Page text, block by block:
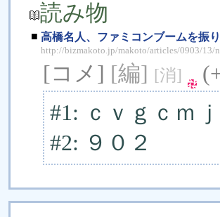
読み物
■ 高橋名人、ファミコンブームを振り
http://bizmakoto.jp/makoto/articles/0903/13/
[コメ] [編] [消]
#1: ｃｖｇｃｍｊ
#2: ９０２